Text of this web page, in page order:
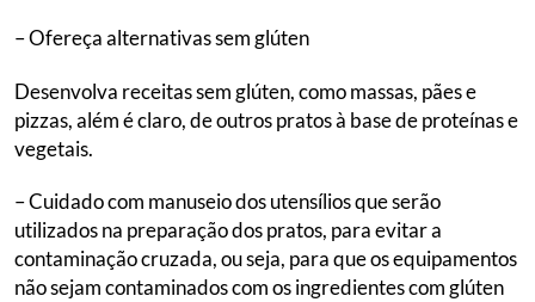
– Ofereça alternativas sem glúten
Desenvolva receitas sem glúten, como massas, pães e
pizzas, além é claro, de outros pratos à base de proteínas e
vegetais.
– Cuidado com manuseio dos utensílios que serão
utilizados na preparação dos pratos, para evitar a
contaminação cruzada, ou seja, para que os equipamentos
não sejam contaminados com os ingredientes com glúten